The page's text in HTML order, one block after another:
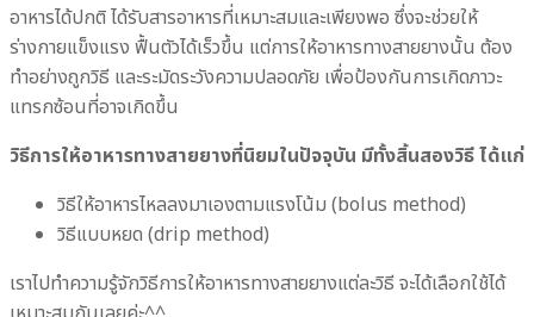
อาหารได้ปกติ ได้รับสารอาหารที่เหมาะสมและเพียงพอ ซึ่งจะช่วยให้
ร่างกายแข็งแรง ฟื้นตัวได้เร็วขึ้น แต่การให้อาหารทางสายยางนั้น ต้อง
ทำอย่างถูกวิธี และระมัดระวังความปลอดภัย เพื่อป้องกันการเกิดภาวะ
แทรกซ้อนที่อาจเกิดขึ้น
วิธีการให้อาหารทางสายยางที่นิยมในปัจจุบัน มีทั้งสิ้นสองวิธี ได้แก่
วิธีให้อาหารไหลลงมาเองตามแรงโน้ม (bolus method)
วิธีแบบหยด (drip method)
เราไปทำความรู้จักวิธีการให้อาหารทางสายยางแต่ละวิธี จะได้เลือกใช้ได้